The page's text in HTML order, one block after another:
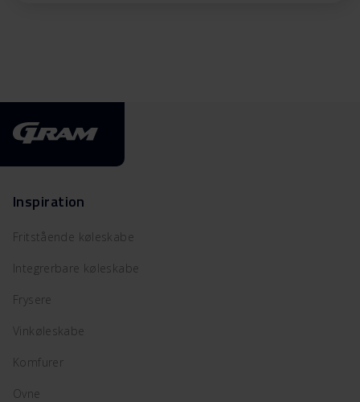
Inspiration
Fritstående køleskabe
Integrerbare køleskabe
Frysere
Vinkøleskabe
Komfurer
Ovne